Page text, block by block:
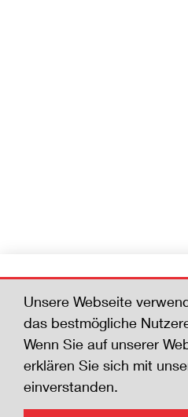
Unsere Webseite
das bestmögliche
Wenn Sie auf unserer
erklären Sie sich mit
einverstanden.
Werden Sie
Helfen Sie mit, die Zahl
senken. Wer der
zeigt die Bereitschaft,